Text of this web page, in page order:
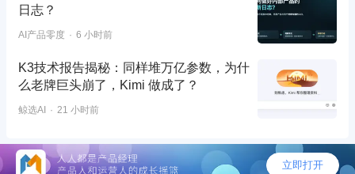
日志？
AI产品零度 6 小时前
K3技术报告揭秘：同样堆万亿参数，为什
么老牌巨头崩了，Kimi 做成了？
鲸选AI 21 小时前
©2026 - 人人都是产品经理